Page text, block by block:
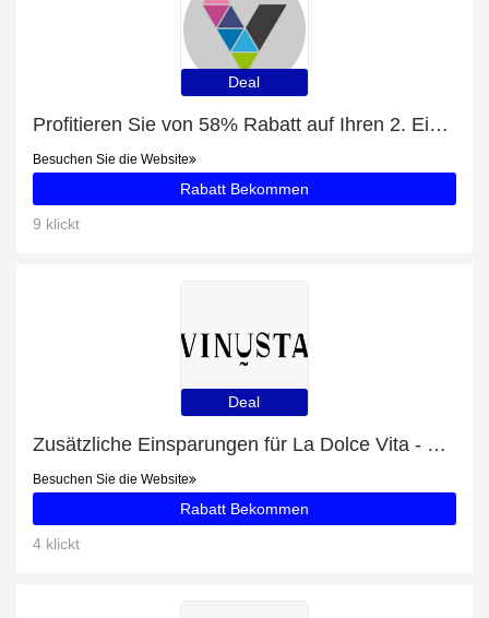
Deal
Profitieren Sie von 58% Rabatt auf Ihren 2. Einkauf
Besuchen Sie die Website
Rabatt Bekommen
9 klickt
Deal
Zusätzliche Einsparungen für La Dolce Vita - Geschenkbox plus zusätzliche 72-Angebote
Besuchen Sie die Website
Rabatt Bekommen
4 klickt